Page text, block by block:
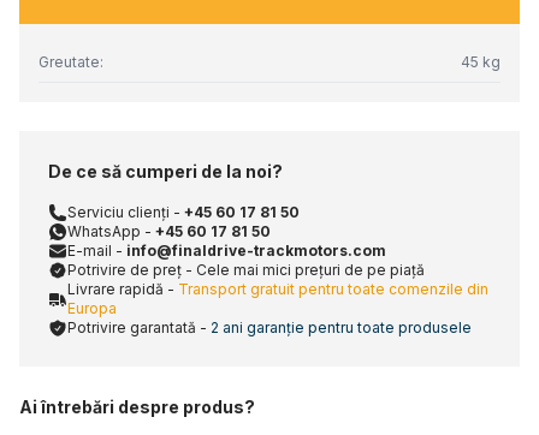
Greutate: 45 kg
De ce să cumperi de la noi?
Serviciu clienți - +45 60 17 81 50
WhatsApp - +45 60 17 81 50
E-mail - info@finaldrive-trackmotors.com
Potrivire de preț - Cele mai mici prețuri de pe piață
Livrare rapidă - Transport gratuit pentru toate comenzile din
Europa
Potrivire garantată - 2 ani garanție pentru toate produsele
Ai întrebări despre produs?